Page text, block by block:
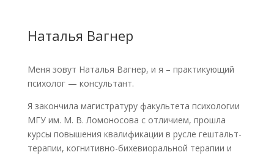
Наталья Вагнер
Меня зовут Наталья Вагнер, и я – практикующий
психолог — консультант.
Я закончила магистратуру факультета психологии
МГУ им. М. В. Ломоносова с отличием, прошла
курсы повышения квалификации в русле гештальт-
терапии, когнитивно-бихевиоральной терапии и